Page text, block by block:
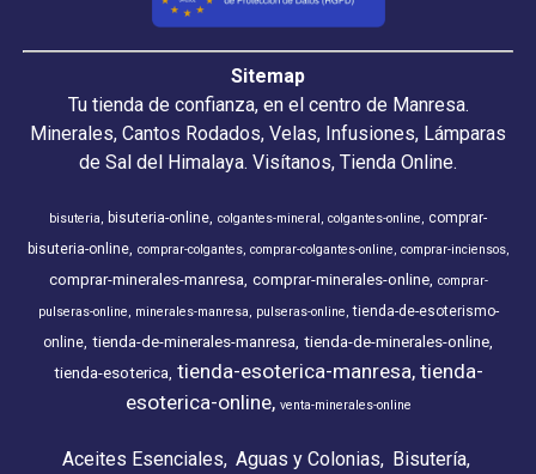
Sitemap
Tu tienda de confianza, en el centro de Manresa.
Minerales, Cantos Rodados, Velas, Infusiones, Lámparas
de Sal del Himalaya. Visítanos, Tienda Online.
bisuteria bisuteria-online colgantes-mineral colgantes-online
comprar-
bisuteria-online comprar-colgantes comprar-colgantes-online comprar-inciensos
comprar-minerales-manresa comprar-minerales-online comprar-
pulseras-online
minerales-manresa pulseras-online tienda-de-esoterismo-
online tienda-de-minerales-manresa tienda-de-minerales-online
tienda-esoterica tienda-esoterica-manresa tienda-
esoterica-online venta-minerales-online
Aceites Esenciales Aguas y Colonias
Bisutería